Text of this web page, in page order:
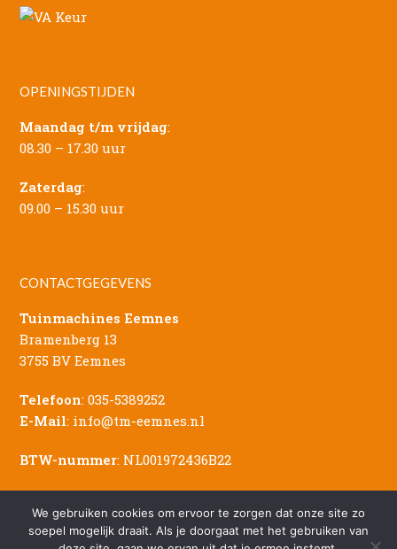
OPENINGSTIJDEN
Maandag t/m vrijdag:
08.30 – 17.30 uur
Zaterdag:
09.00 – 15.30 uur
CONTACTGEGEVENS
Tuinmachines Eemnes
Bramenberg 13
3755 BV Eemnes
Telefoon:035-5389252
E-Mail: info@tm-eemnes.nl
BTW-nummer: NL001972436B22
We gebruiken cookies om ervoor te zorgen dat onze site zo
soepel mogelijk draait. Als je doorgaat met het gebruiken van